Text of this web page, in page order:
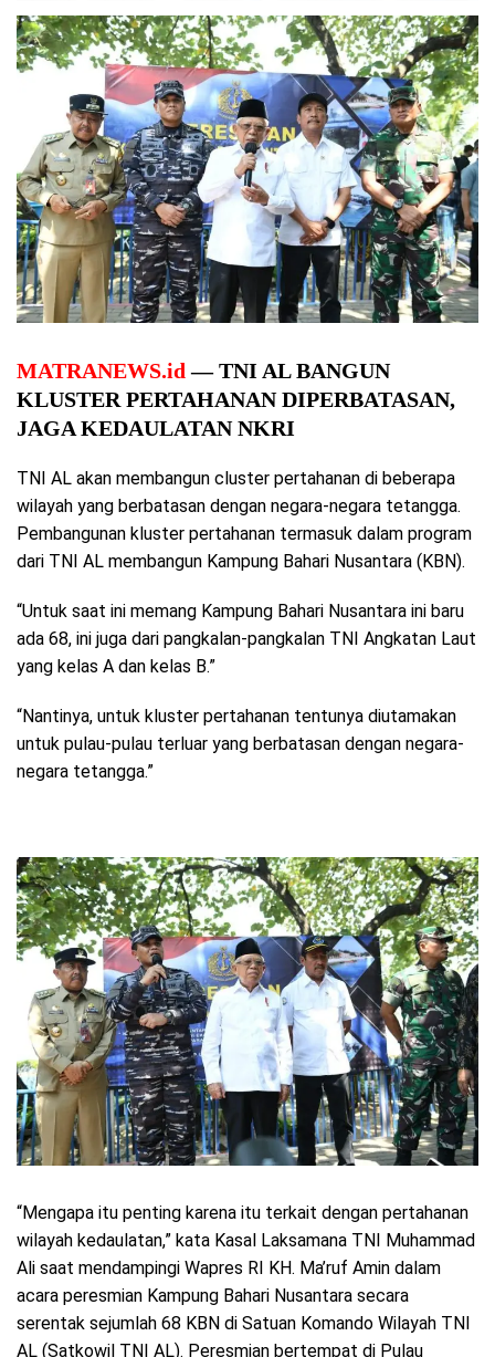
MATRANEWS.id — TNI AL BANGUN
KLUSTER PERTAHANAN DIPERBATASAN,
JAGA KEDAULATAN NKRI
TNI AL akan membangun cluster pertahanan di beberapa
wilayah yang berbatasan dengan negara-negara tetangga.
Pembangunan kluster pertahanan termasuk dalam program
dari TNI AL membangun Kampung Bahari Nusantara (KBN).
“Untuk saat ini memang Kampung Bahari Nusantara ini baru
ada 68, ini juga dari pangkalan-pangkalan TNI Angkatan Laut
yang kelas A dan kelas B.”
“Nantinya, untuk kluster pertahanan tentunya diutamakan
untuk pulau-pulau terluar yang berbatasan dengan negara-
negara tetangga.”
“Mengapa itu penting karena itu terkait dengan pertahanan
wilayah kedaulatan,” kata Kasal Laksamana TNI Muhammad
Ali saat mendampingi Wapres RI KH. Ma’ruf Amin dalam
acara peresmian Kampung Bahari Nusantara secara
serentak sejumlah 68 KBN di Satuan Komando Wilayah TNI
AL (Satkowil TNI AL). Peresmian bertempat di Pulau